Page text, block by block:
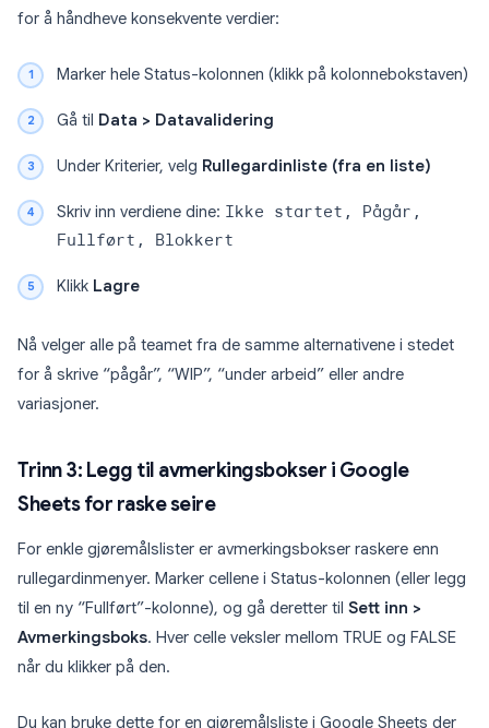
for å håndheve konsekvente verdier:
Marker hele Status-kolonnen (klikk på kolonnebokstaven)
Gå til Data > Datavalidering
Under Kriterier, velg Rullegardinliste (fra en liste)
Skriv inn verdiene dine: Ikke startet, Pågår,
Fullført, Blokkert
Klikk Lagre
Nå velger alle på teamet fra de samme alternativene i stedet
for å skrive “pågår”, “WIP”, “under arbeid” eller andre
variasjoner.
Trinn 3: Legg til avmerkingsbokser i Google
Sheets for raske seire
For enkle gjøremålslister er avmerkingsbokser raskere enn
rullegardinmenyer. Marker cellene i Status-kolonnen (eller legg
til en ny “Fullført”-kolonne), og gå deretter til Sett inn >
Avmerkingsboks. Hver celle veksler mellom TRUE og FALSE
når du klikker på den.
Du kan bruke dette for en gjøremålsliste i Google Sheets der